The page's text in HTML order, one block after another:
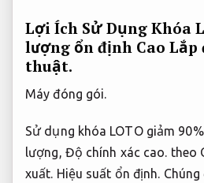
Lợi Ích Sử Dụng Khóa
lượng ổn định Cao Lắp
thuật.
Máy đóng gói.
Sử dụng khóa LOTO giảm
lượng, Độ chính xác cao. theo
xuất. Hiệu suất ổn định.